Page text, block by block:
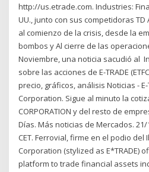
http://us.etrade.com. Industries:
UU., junto con sus competidoras
al comienzo de la crisis, desde la
bombos y Al cierre de las
Noviembre, una noticia sacudió al
sobre las acciones de E-TRADE
precio, gráficos, análisis Noticias - E-
Corporation. Sigue al minuto la
CORPORATION y del resto de
Días. Más noticias de Mercados.
CET. Ferrovial, firme en el podio del
Corporation (stylized as E*TRADE)
platform to trade financial assets